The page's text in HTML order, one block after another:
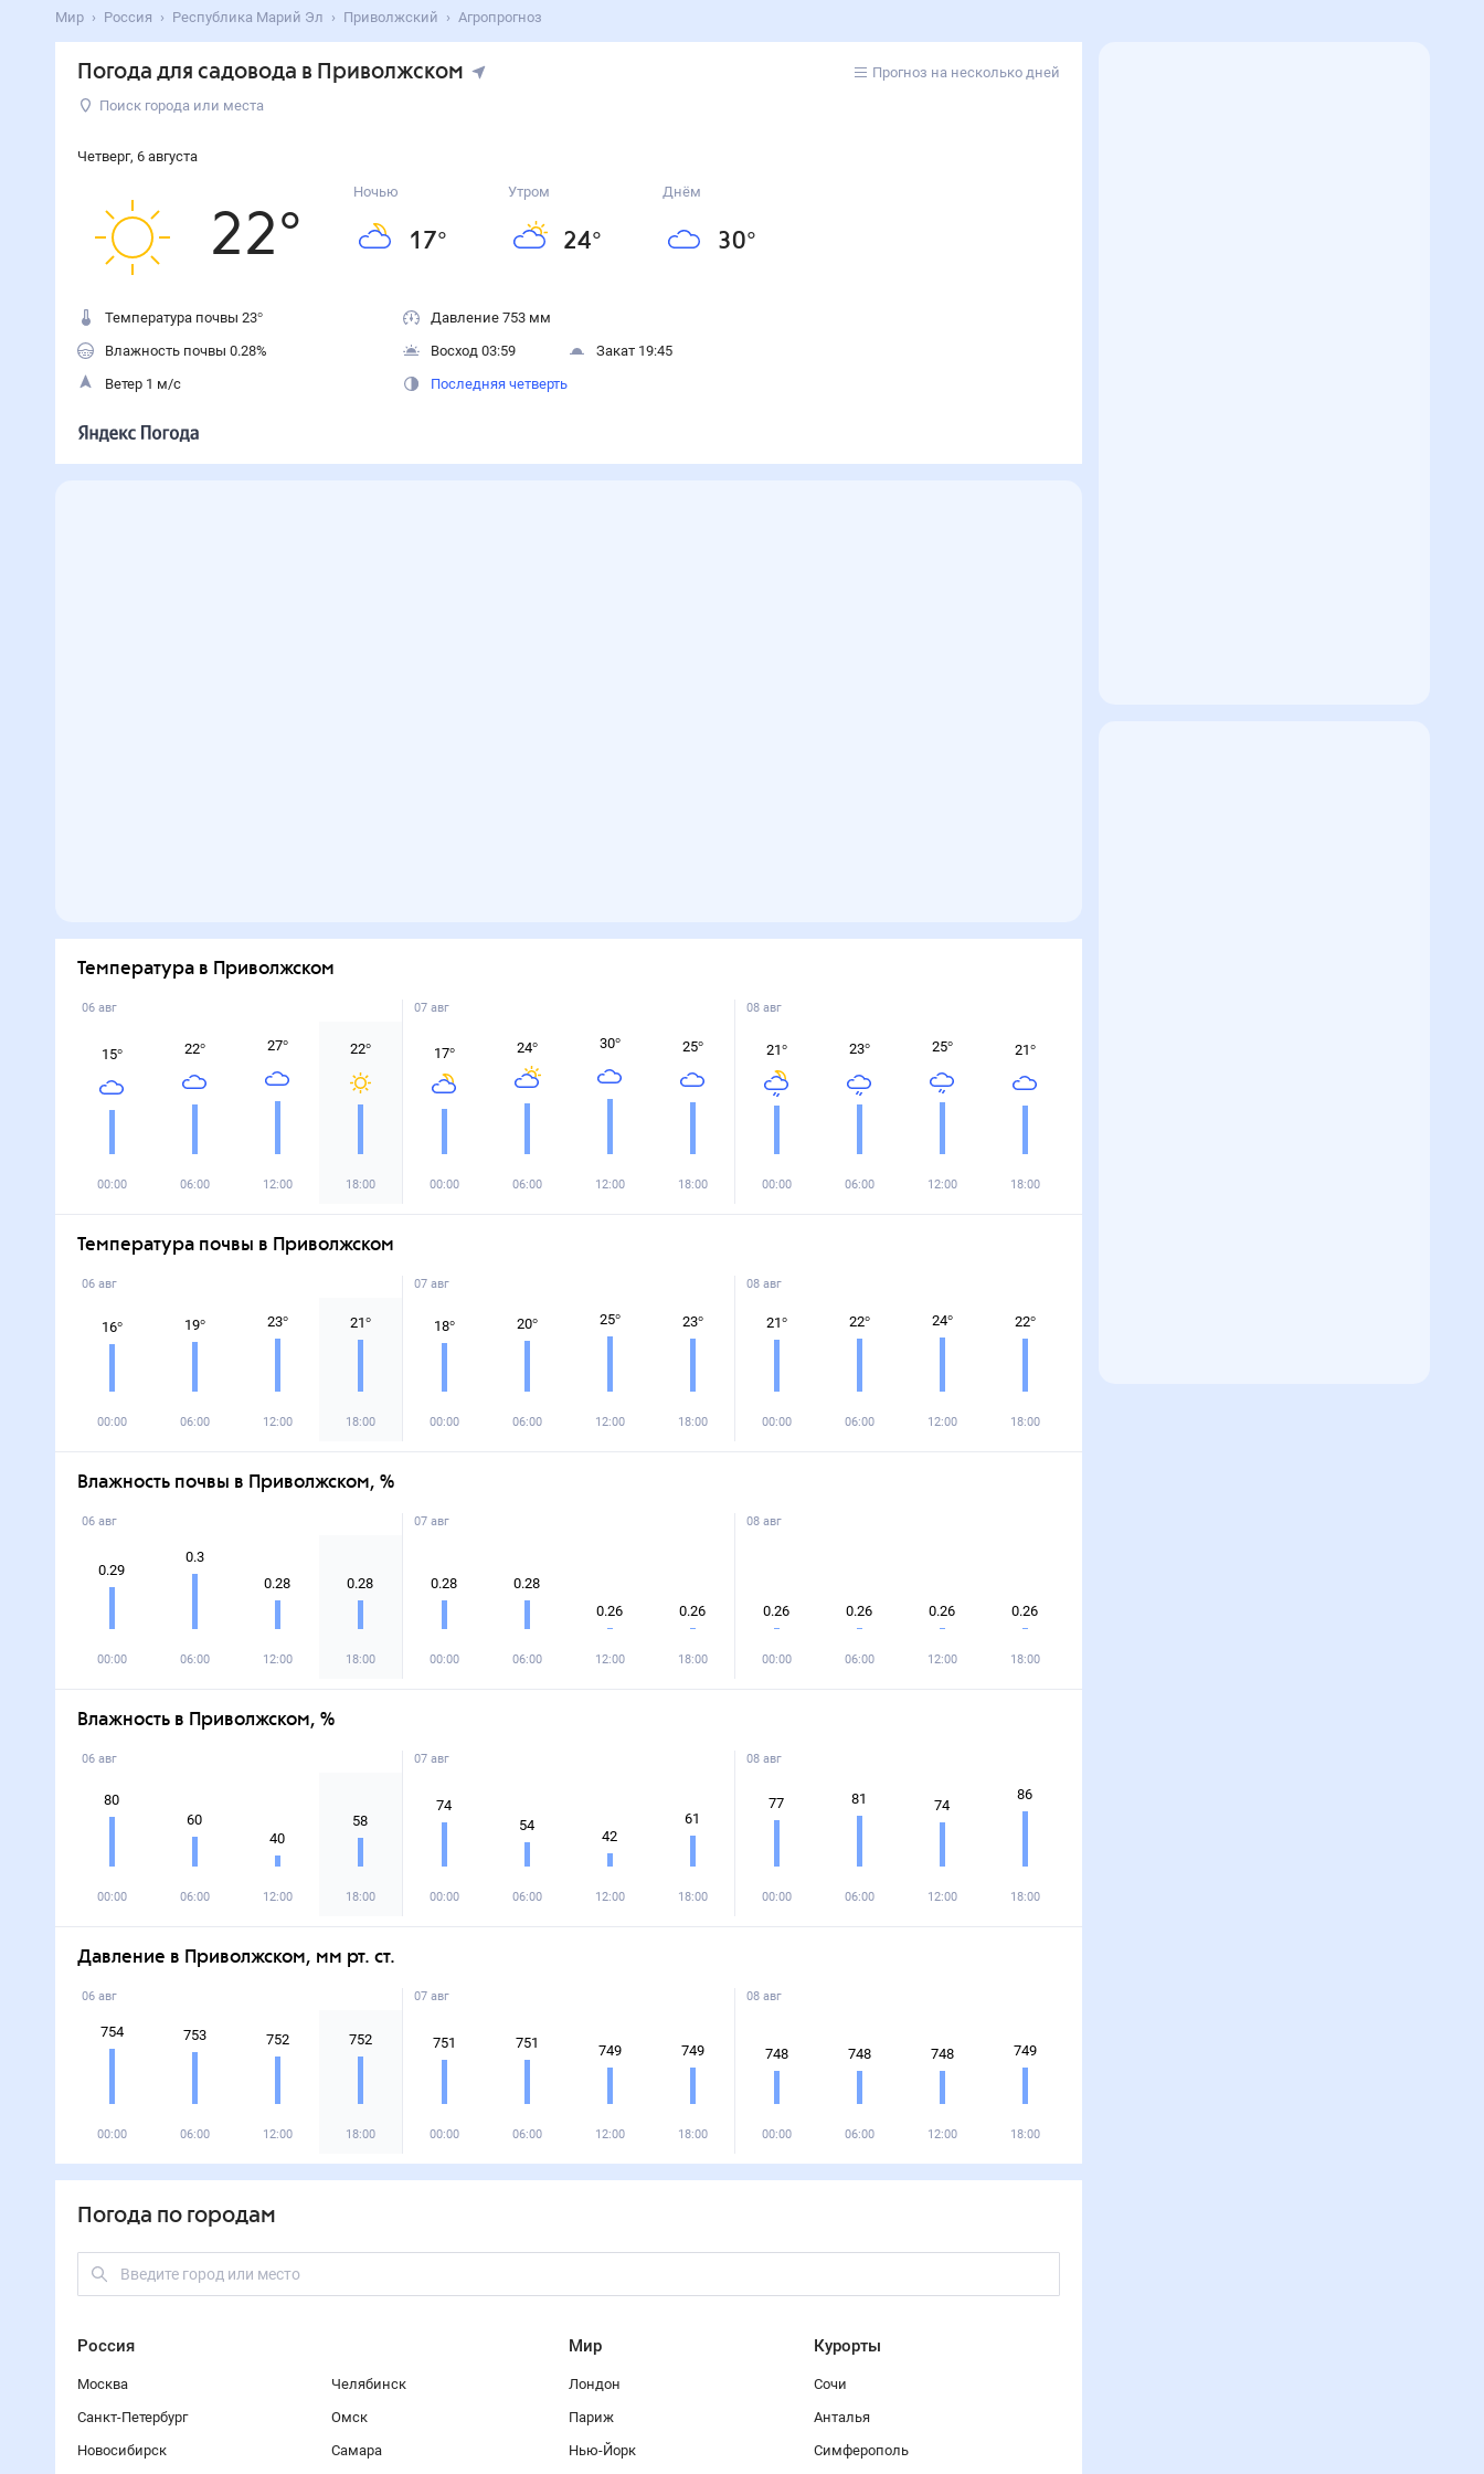
Мир Россия Республика Марий Эл Приволжский Агропрогноз
Погода для садовода в Приволжском
Прогноз на несколько дней
Поиск города или места
Четверг, 6 августа
22°
Ночью
17°
Утром
24°
Днём
30°
Температура почвы 23°
Влажность почвы 0.28%
Ветер 1 м/с
Давление 753 мм
Восход 03:59
Закат 19:45
Последняя четверть
Температура в Приволжском
06 авг
15°
00:00
22°
06:00
27°
12:00
22°
18:00
07 авг
17°
00:00
24°
06:00
30°
12:00
25°
18:00
08 авг
21°
00:00
23°
06:00
25°
12:00
21°
18:00
Температура почвы в Приволжском
06 авг
16°
00:00
19°
06:00
23°
12:00
21°
18:00
07 авг
18°
00:00
20°
06:00
25°
12:00
23°
18:00
08 авг
21°
00:00
22°
06:00
24°
12:00
22°
18:00
Влажность почвы в Приволжском, %
06 авг
0.29
00:00
0.3
06:00
0.28
12:00
0.28
18:00
07 авг
0.28
00:00
0.28
06:00
0.26
12:00
0.26
18:00
08 авг
0.26
00:00
0.26
06:00
0.26
12:00
0.26
18:00
Влажность в Приволжском, %
06 авг
80
00:00
60
06:00
40
12:00
58
18:00
07 авг
74
00:00
54
06:00
42
12:00
61
18:00
08 авг
77
00:00
81
06:00
74
12:00
86
18:00
Давление в Приволжском, мм рт. ст.
06 авг
754
00:00
753
06:00
752
12:00
752
18:00
07 авг
751
00:00
751
06:00
749
12:00
749
18:00
08 авг
748
00:00
748
06:00
748
12:00
749
18:00
Погода по городам
Россия
Москва
Санкт-Петербург
Новосибирск
Челябинск
Омск
Самара
Мир
Лондон
Париж
Нью-Йорк
Курорты
Сочи
Анталья
Симферополь